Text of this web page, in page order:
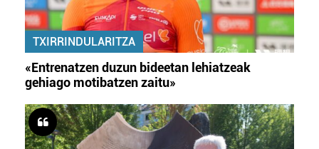
TXIRRINDULARITZA
«Entrenatzen duzun bideetan lehiatzeak
gehiago motibatzen zaitu»